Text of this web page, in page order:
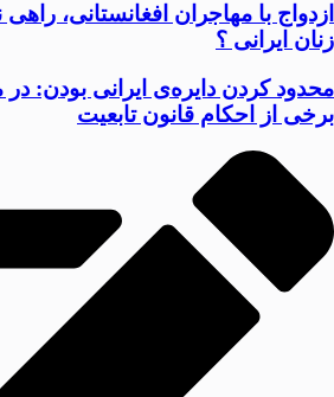
ازدواج با مهاجران افغانستانی،
زنان ایرانی ؟
محدود کردن دایره‌ی ایرانی بودن: در
برخی از احکام قانون تابعیت